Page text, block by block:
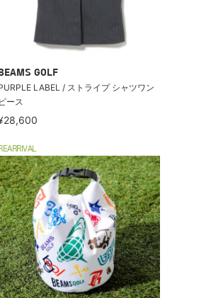
GOLF
LABEL / ストライプ シャツワン
ピース
REARRIVAL